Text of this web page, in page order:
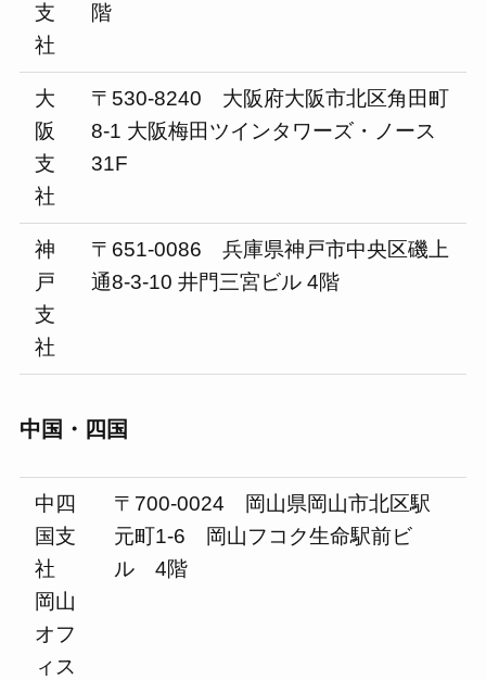
支
社
階
大
阪
支
社
〒530-8240 大阪府大阪市北区角田町
8-1 大阪梅田ツインタワーズ・ノース
31F
神
戸
支
社
〒651-0086 兵庫県神戸市中央区磯上
通8-3-10 井門三宮ビル 4階
中国・四国
中四
国支
社
岡山
オフ
ィス
〒700-0024 岡山県岡山市北区駅
元町1-6 岡山フコク生命駅前ビ
ル 4階